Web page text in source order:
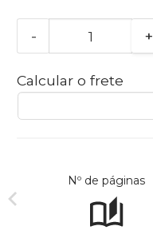
- +
Calcular o frete
Nº de páginas